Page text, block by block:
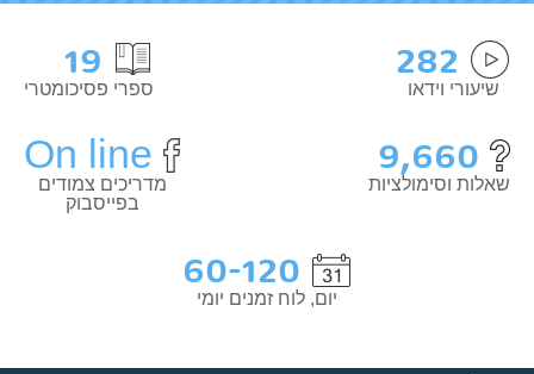
282
שיעורי וידאו
19
ספרי פסיכומטרי
9,660
שאלות וסימולציות
On line
מדריכים צמודים
בפייסבוק
60-120
יום, לוח זמנים יומי